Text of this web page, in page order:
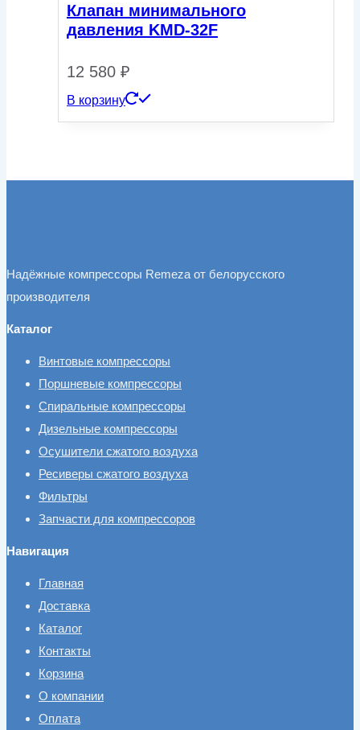
Клапан минимального
давления KMD-32F
12 580 ₽
В корзину
Надёжные компрессоры Remeza от белорусского
производителя
Каталог
Винтовые компрессоры
Поршневые компрессоры
Спиральные компрессоры
Дизельные компрессоры
Осушители сжатого воздуха
Ресиверы сжатого воздуха
Фильтры
Запчасти для компрессоров
Навигация
Главная
Доставка
Каталог
Контакты
Корзина
О компании
Оплата